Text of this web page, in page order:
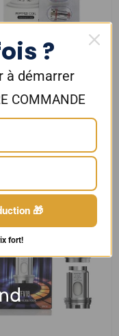
RPM2 et Scar P3 –
options
?
à démarrer
COMMANDE
🎁
fort!